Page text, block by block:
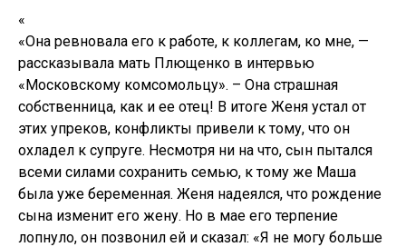
«
«Она ревновала его к работе, к коллегам, ко мне, —
рассказывала мать Плющенко в интервью
«Московскому комсомольцу». – Она страшная
собственница, как и ее отец! В итоге Женя устал от
этих упреков, конфликты привели к тому, что он
охладел к супруге. Несмотря ни на что, сын пытался
всеми силами сохранить семью, к тому же Маша
была уже беременная. Женя надеялся, что рождение
сына изменит его жену. Но в мае его терпение
лопнуло, он позвонил ей и сказал: «Я не могу больше